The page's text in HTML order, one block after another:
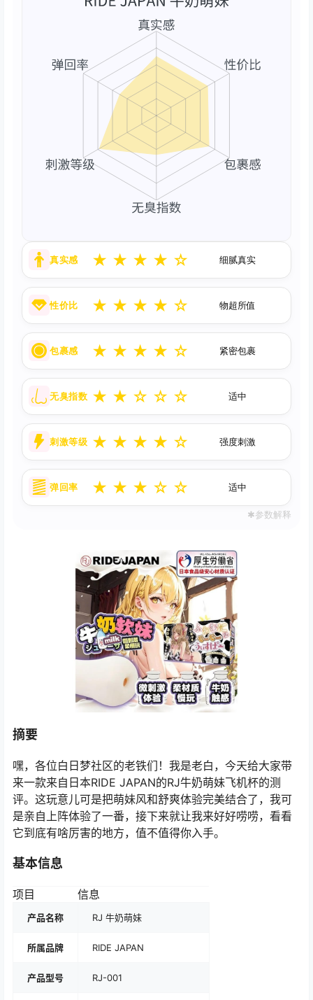
真实感 ★ ★ ★ ★ ☆ 细腻真实
性价比 ★ ★ ★ ★ ☆ 物超所值
包裹感 ★ ★ ★ ★ ☆ 紧密包裹
无臭指数 ★ ★ ☆ ☆ ☆ 适中
刺激等级 ★ ★ ★ ★ ☆ 强度刺激
弹回率 ★ ★ ★ ☆ ☆ 适中
✱参数解释
摘要
嘿，各位白日梦社区的老铁们！我是老白，今天给大家带
来一款来自日本RIDE JAPAN的RJ牛奶萌妹飞机杯的测
评。这玩意儿可是把萌妹风和舒爽体验完美结合了，我可
是亲自上阵体验了一番，接下来就让我来好好唠唠，看看
它到底有啥厉害的地方，值不值得你入手。
基本信息
项目 信息
产品名称 RJ 牛奶萌妹
所属品牌 RIDE JAPAN
产品型号 RJ-001